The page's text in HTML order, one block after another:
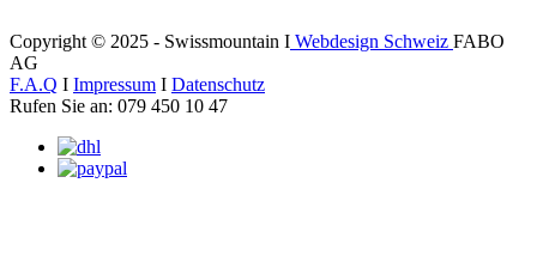
Copyright © 2025 - Swissmountain I Webdesign Schweiz FABO
AG
F.A.Q I Impressum I Datenschutz
Rufen Sie an: 079 450 10 47